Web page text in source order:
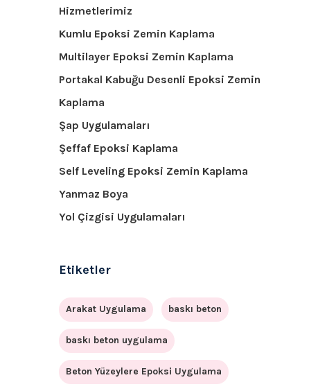
Hizmetlerimiz
Kumlu Epoksi Zemin Kaplama
Multilayer Epoksi Zemin Kaplama
Portakal Kabuğu Desenli Epoksi Zemin
Kaplama
Şap Uygulamaları
Şeffaf Epoksi Kaplama
Self Leveling Epoksi Zemin Kaplama
Yanmaz Boya
Yol Çizgisi Uygulamaları
Etiketler
Arakat Uygulama baskı beton
baskı beton uygulama
Beton Yüzeylere Epoksi Uygulama